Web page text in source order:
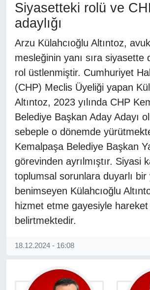
Siyasetteki rolü ve
adaylığı
Arzu Külahcıoğlu Altıntoz,
mesleğinin yanı sıra siyasette
rol üstlenmiştir. Cumhuriyet
(CHP) Meclis Üyeliği yapan
Altıntoz, 2023 yılında CHP
Belediye Başkan Aday Adayı
sebeple o dönemde
Kemalpaşa Belediye Başkan
görevinden ayrılmıştır. Siyasi
toplumsal sorunlara duyarlı bir
benimseyen Külahcıoğlu
hizmet etme gayesiyle hareket
belirtmektedir.
18.12.2024 - 16:08